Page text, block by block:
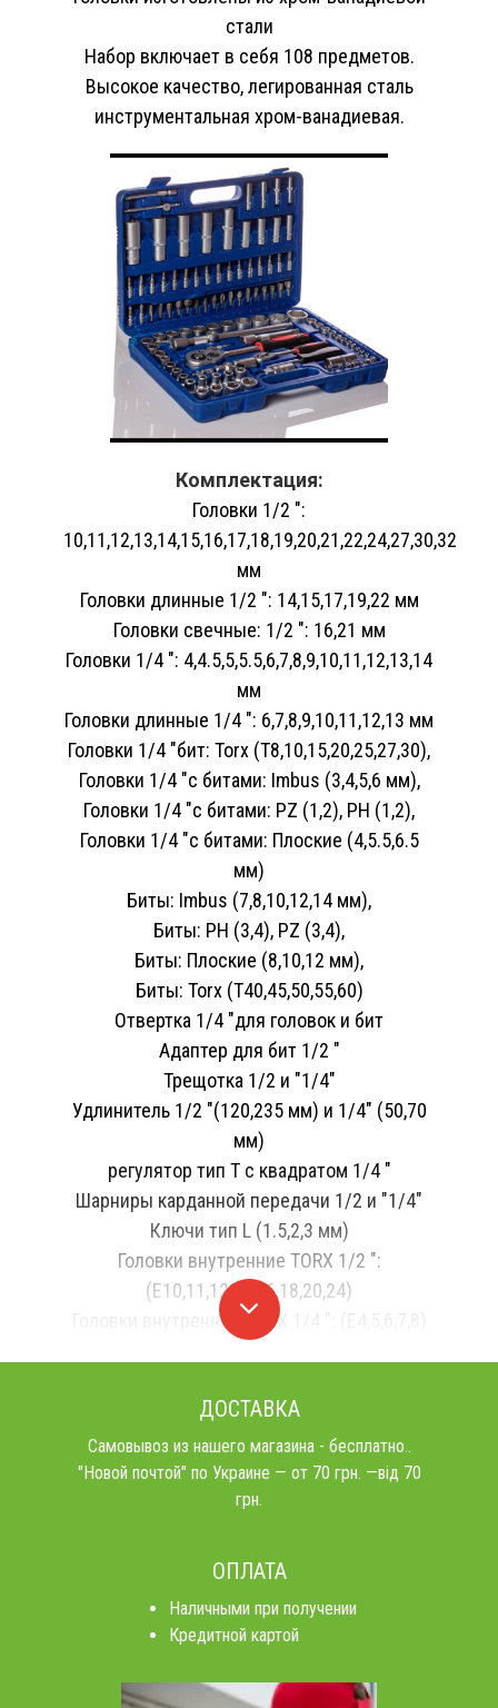
стали
Набор включает в себя 108 предметов.
Высокое качество, легированная сталь
инструментальная хром-ванадиевая.
Комплектация:
Головки 1/2 ":
10,11,12,13,14,15,16,17,18,19,20,21,22,24,27,30,32
мм
Головки длинные 1/2 ": 14,15,17,19,22 мм
Головки свечные: 1/2 ": 16,21 мм
Головки 1/4 ": 4,4.5,5,5.5,6,7,8,9,10,11,12,13,14
мм
Головки длинные 1/4 ": 6,7,8,9,10,11,12,13 мм
Головки 1/4 "бит: Torx (T8,10,15,20,25,27,30),
Головки 1/4 "с битами: Imbus (3,4,5,6 мм),
Головки 1/4 "с битами: PZ (1,2), РН (1,2),
Головки 1/4 "с битами: Плоские (4,5.5,6.5
мм)
Биты: Imbus (7,8,10,12,14 мм),
Биты: PH (3,4), PZ (3,4),
Биты: Плоские (8,10,12 мм),
Биты: Torx (T40,45,50,55,60)
Отвертка 1/4 "для головок и бит
Адаптер для бит 1/2 "
Трещотка 1/2 и "1/4"
Удлинитель 1/2 "(120,235 мм) и 1/4" (50,70
мм)
регулятор тип T с квадратом 1/4 "
Шарниры карданной передачи 1/2 и "1/4"
Ключи тип L (1.5,2,3 мм)
Головки внутренние TORX 1/2 ":
(E10,11,12,14,16,18,20,24)
Головки внутренние TORX 1/4 ": (E4,5,6,7,8)
ДОСТАВКА
Самовывоз из нашего магазина - бесплатно..
"Новой почтой" по Украине — от 70 грн. —від 70
грн.
ОПЛАТА
Наличными при получении
Кредитной картой